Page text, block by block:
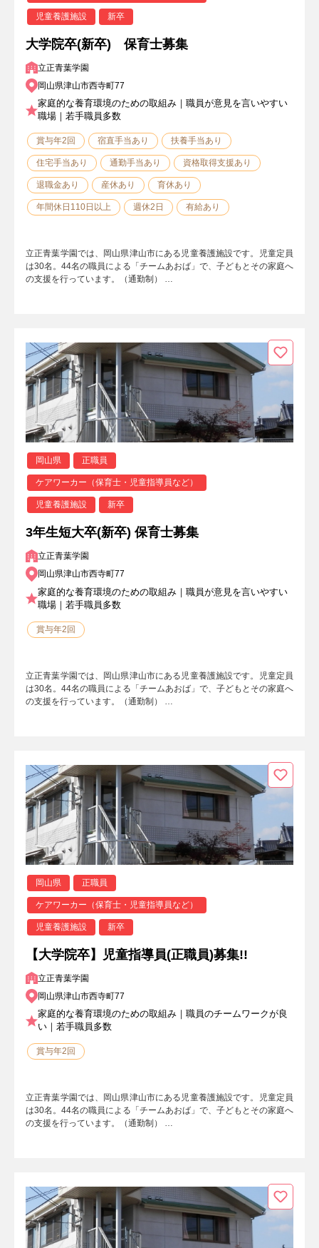
児童養護施設 新卒
大学院卒(新卒) 保育士募集
立正青葉学園
岡山県津山市西寺町77
家庭的な養育環境のための取組み｜職員が意見を言いやすい
職場｜若手職員多数
賞与年2回 宿直手当あり 扶養手当あり
住宅手当あり 通勤手当あり 資格取得支援あり
退職金あり 産休あり 育休あり
年間休日110日以上 週休2日 有給あり
立正青葉学園では、岡山県津山市にある児童養護施設です。児童定員
は30名。44名の職員による「チームあおば」で、子どもとその家庭へ
の支援を行っています。（通勤制） …
岡山県 正職員
ケアワーカー（保育士・児童指導員など）
児童養護施設 新卒
3年生短大卒(新卒) 保育士募集
立正青葉学園
岡山県津山市西寺町77
家庭的な養育環境のための取組み｜職員が意見を言いやすい
職場｜若手職員多数
賞与年2回
立正青葉学園では、岡山県津山市にある児童養護施設です。児童定員
は30名。44名の職員による「チームあおば」で、子どもとその家庭へ
の支援を行っています。（通勤制） …
岡山県 正職員
ケアワーカー（保育士・児童指導員など）
児童養護施設 新卒
【大学院卒】児童指導員(正職員)募集!!
立正青葉学園
岡山県津山市西寺町77
家庭的な養育環境のための取組み｜職員のチームワークが良
い｜若手職員多数
賞与年2回
立正青葉学園では、岡山県津山市にある児童養護施設です。児童定員
は30名。44名の職員による「チームあおば」で、子どもとその家庭へ
の支援を行っています。（通勤制） …